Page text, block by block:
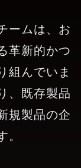
ームは、お
革新的かつ
組んでいま
、既存製品
規製品の企